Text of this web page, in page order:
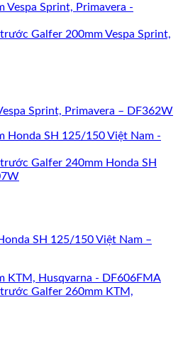
Sprint, Primavera – DF362W
SH 125/150 Việt Nam –